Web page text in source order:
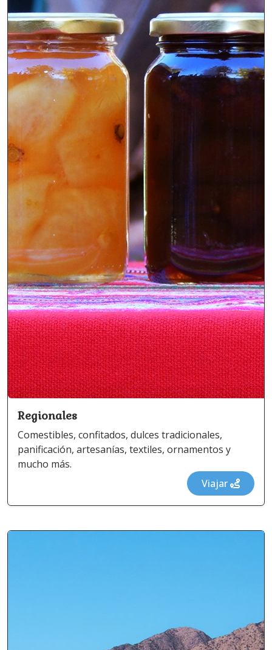
Regionales
Comestibles, confitados, dulces tradicionales,
panificación, artesanías, textiles, ornamentos y
mucho más.
Viajar